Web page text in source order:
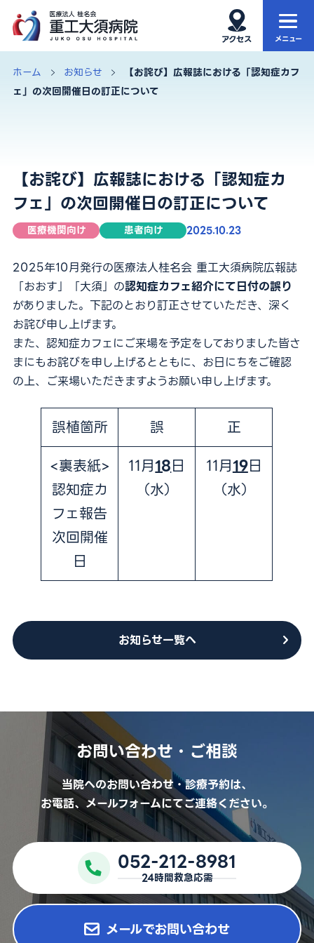
ホーム
当院について
健康診断
再生医療
アクセス・院内MAP
お知らせ
サイト内検索
外来担当医表
採用情報 医療関係者の方
お問い合わせ
予約キャンセル・変更
※診療科によって曜日や時間が異なる場合がございます
ホーム お知らせ
【お詫び】広報誌における「認知症カフ
ェ」の次回開催日の訂正について
【お詫び】広報誌における「認知症カ
フェ」の次回開催日の訂正について
医療機関向け 患者向け 2025.10.23
2025年10月発行の医療法人桂名会 重工大須病院広報誌
「おおす」「大須」の認知症カフェ紹介にて日付の誤り
がありました。下記のとおり訂正させていただき、深く
お詫び申し上げます。
また、認知症カフェにご来場を予定をしておりました皆さ
まにもお詫びを申し上げるとともに、お日にちをご確認
の上、ご来場いただきますようお願い申し上げます。
誤植箇所 誤
正
<裏表紙>
認知症カ
フェ報告
次回開催
日
11月18日
（水）
11月19日
（水）
お知らせ一覧へ
お問い合わせ・ご相談
当院へのお問い合わせ・診療予約は、
お電話、メールフォームにてご連絡ください。
052-212-8981
24時間救急応需
メールでお問い合わせ